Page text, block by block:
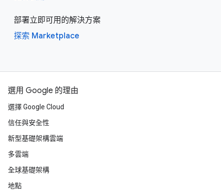
部署立即可用的解決方案
探索 Marketplace
選用 Google 的理由
選擇 Google Cloud
信任與安全性
新型基礎架構雲端
多雲端
全球基礎架構
地點